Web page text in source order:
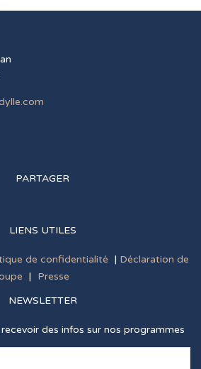
PARTAGER
LIENS UTILES
de confidentialité | Déclaration de
|
Presse
NEWSLETTER
des infos sur nos programmes